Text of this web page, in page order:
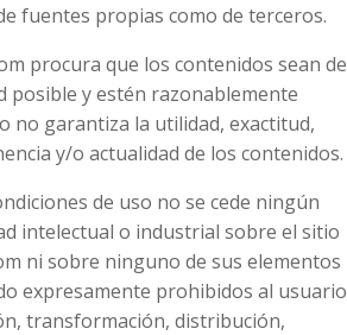
fuentes propias como de terceros.
procura que los contenidos sean de
posible y estén razonablemente
no garantiza la utilidad, exactitud,
y/o actualidad de los contenidos.
de uso no se cede ningún
intelectual o industrial sobre el sitio
ni sobre ninguno de sus elementos
expresamente prohibidos al usuario
transformación, distribución,